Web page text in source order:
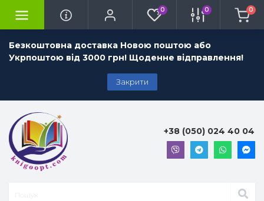
Безкоштовна доставка Новою поштою або
Укрпоштою від 3000 грн! Щоденне відправлення!
Закрити
0 0 0
+38 (050) 024 40 04